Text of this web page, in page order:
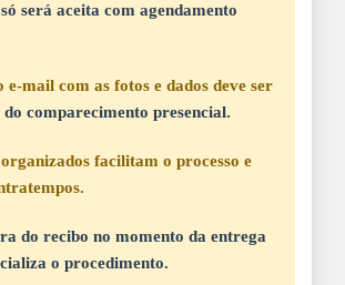
só será aceita com agendamento
e-mail com as fotos e dados deve ser
do comparecimento presencial.
facilitam o processo e
do recibo no momento da entrega
o procedimento.